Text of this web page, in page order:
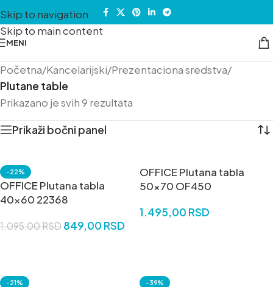
Skip to navigation
Skip to main content
MENI
Početna/Kancelarijski/Prezentaciona sredstva/
Plutane table
Prikazano je svih 9 rezultata
Prikaži bočni panel
-22%
OFFICE Plutana tabla
40×60 22368
1.095,00RSD 849,00 RSD
OFFICE Plutana tabla
50×70 OF450
1.495,00 RSD
-21% -39%